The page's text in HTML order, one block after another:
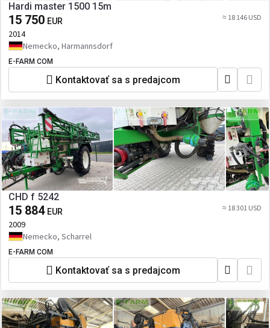
Hardi master 1500 15m
15 750 EUR ≈ 18 146 USD
2014
Nemecko, Harmannsdorf
E-FARM COM
Kontaktovať sa s predajcom
CHD f 5242
15 884 EUR ≈ 18 301 USD
2009
Nemecko, Scharrel
E-FARM COM
Kontaktovať sa s predajcom